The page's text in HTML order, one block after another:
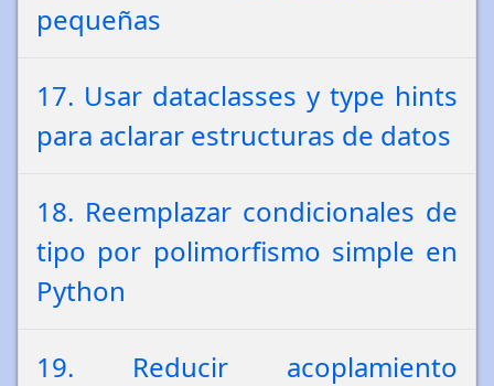
pequeñas
17. Usar dataclasses y type hints
para aclarar estructuras de datos
18. Reemplazar condicionales de
tipo por polimorfismo simple en
Python
19. Reducir acoplamiento